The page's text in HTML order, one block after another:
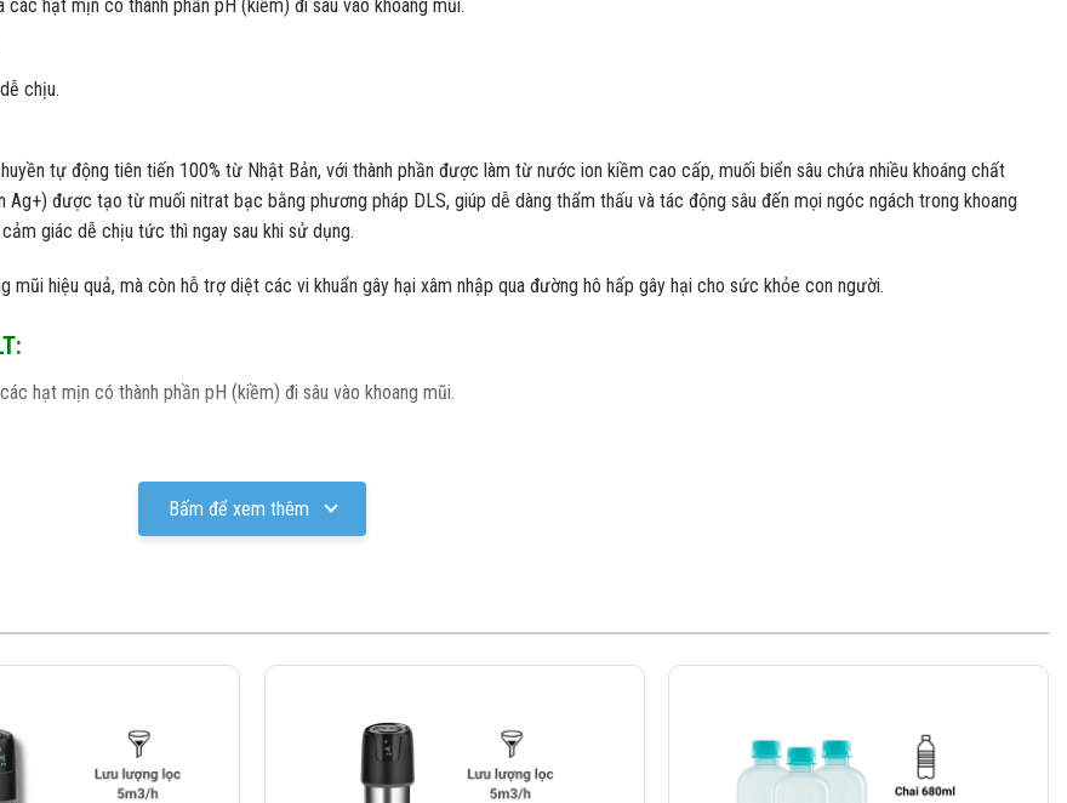
hạt mịn có thành phần pH (kiềm) đi sâu vào khoang mũi.
chịu.
tự động tiên tiến 100% từ Nhật Bản, với thành phần được làm từ nước ion kiềm cao cấp, muối biển sâu chứa nhiều khoáng chất
được tạo từ muối nitrat bạc bằng phương pháp DLS, giúp dễ dàng thẩm thấu và tác động sâu đến mọi ngóc ngách trong khoang
giác dễ chịu tức thì ngay sau khi sử dụng.
hiệu quả, mà còn hỗ trợ diệt các vi khuẩn gây hại xâm nhập qua đường hô hấp gây hại cho sức khỏe con người.
hạt mịn có thành phần pH (kiềm) đi sâu vào khoang mũi.
bú.
viêm xoang.
Bấm để xem thêm